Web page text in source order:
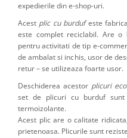
expedierile din e-shop-uri.
Acest plic cu burdufeste
este complet reciclabil. Are o
pentru activitati de tip e-
de ambalat si inchis, usor de
retur – se utilizeaza foarte usor.
Deschiderea acestor plicuri
set de plicuri cu burduf
termoizolante.
Acest plic are o calitate
prietenoasa. Plicurile sunt